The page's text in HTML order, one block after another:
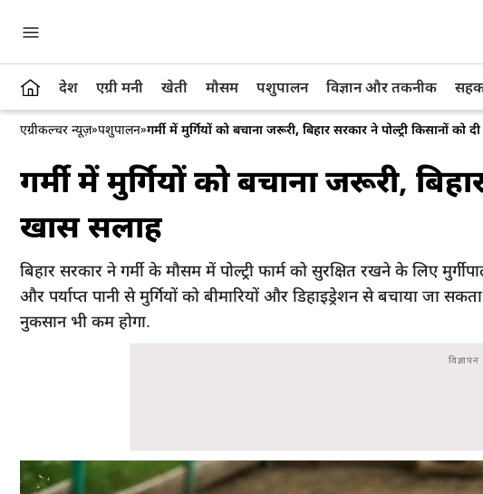
देश एग्री मनी खेती मौसम पशुपालन विज्ञान और तकनीक
एग्रीकल्चर न्यूज़»पशुपालन»गर्मी में मुर्गियों को बचाना जरूरी, बिहार सरकार ने पोल्ट्री किसानों को
गर्मी में मुर्गियों को बचाना जरूरी,
खास सलाह
बिहार सरकार ने गर्मी के मौसम में पोल्ट्री फार्म को सुरक्षित रखने के लिए
और पर्याप्त पानी से मुर्गियों को बीमारियों और डिहाइड्रेशन से बचाया जा
नुकसान भी कम होगा.